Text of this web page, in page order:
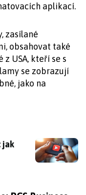
aplikací.
zasílané
obsahovat také
USA, kteří se s
se zobrazují
jako na
jak jednoduše
jak